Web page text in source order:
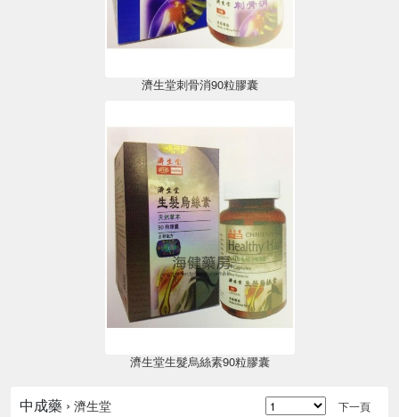
濟生堂刺骨消90粒膠囊
濟生堂生髮烏絲素90粒膠囊
中成藥 › 濟生堂 下一頁